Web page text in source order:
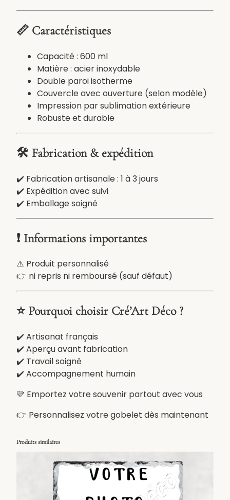
o
d
o
t
o
u
t
e
x
t
📏 Caractéristiques
Capacité : 600 ml
Matière : acier inoxydable
Double paroi isotherme
Couvercle avec ouverture (selon modèle)
Impression par sublimation extérieure
Robuste et durable
🛠️ Fabrication & expédition
✔️ Fabrication artisanale : 1 à 3 jours
✔️ Expédition avec suivi
✔️ Emballage soigné
❗ Informations importantes
⚠️ Produit personnalisé
👉 ni repris ni remboursé (sauf défaut)
⭐ Pourquoi choisir Cré’Art Déco ?
✔️ Artisanat français
✔️ Aperçu avant fabrication
✔️ Travail soigné
✔️ Accompagnement humain
💛 Emportez votre souvenir partout avec vous
👉 Personnalisez votre gobelet dès maintenant
Produits similaires